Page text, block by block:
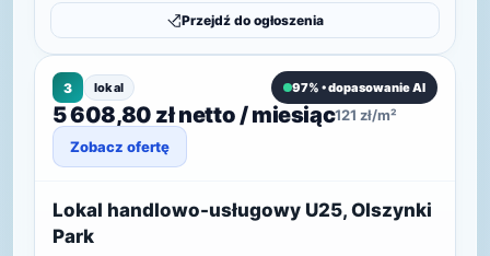
Przejdź do ogłoszenia
3 lokal 97% • dopasowanie AI
5 608,80 zł netto / miesiąc121 zł/m²
Zobacz ofertę
Lokal handlowo-usługowy U25, Olszynki
Park